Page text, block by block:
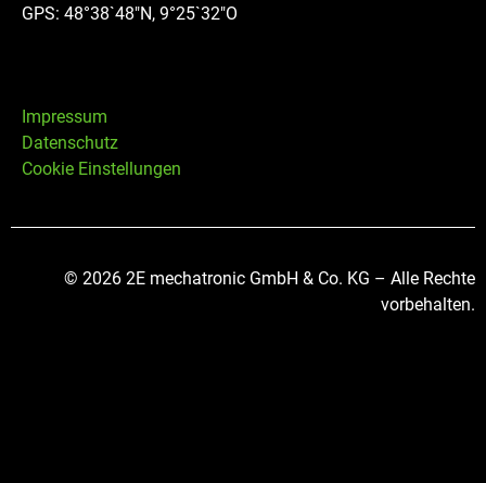
GPS: 48°38`48″N, 9°25`32″O
Impressum
Datenschutz
Cookie Einstellungen
© 2026 2E mechatronic GmbH & Co. KG – Alle Rechte
vorbehalten.